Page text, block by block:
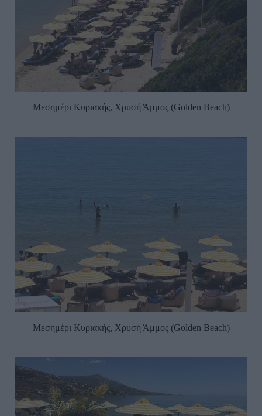
Μεσημέρι Κυριακής, Χρυσή Άμμος (Golden Beach)
Μεσημέρι Κυριακής, Χρυσή Άμμος (Golden Beach)